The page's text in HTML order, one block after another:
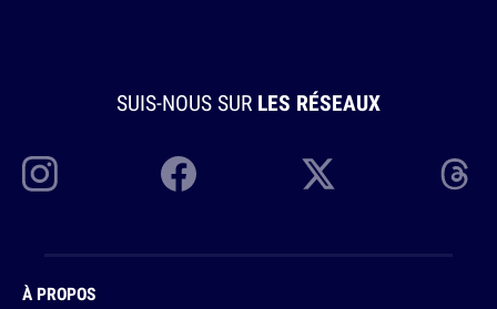
SUIS-NOUS SUR LES RÉSEAUX
À PROPOS